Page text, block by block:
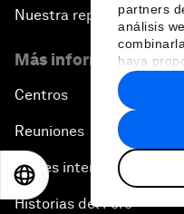
partners
análisis
haya
hecho de
Nuestra repercusión
Más información
Centros
Reuniones
Partes interesadas
Historias del Foro
EN